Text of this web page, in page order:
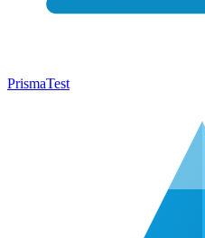
PrismaTest